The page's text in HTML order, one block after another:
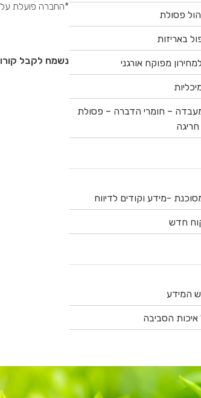
*החברה פועלת
נשמח לקבל
פסולת
באריזות
מפוקח אורגני
– חומרי הדברה – פסולת
-מידע וקודים לדיווח
חדש
המידע
איכות הסביבה